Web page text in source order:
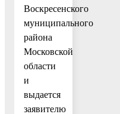
Воскресенского
муниципального
района
Московской
области
и
выдается
заявителю